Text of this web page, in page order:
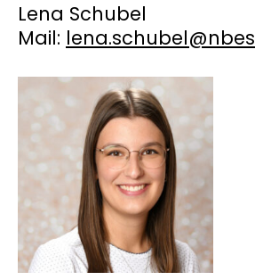
Lena Schubel
Mail: